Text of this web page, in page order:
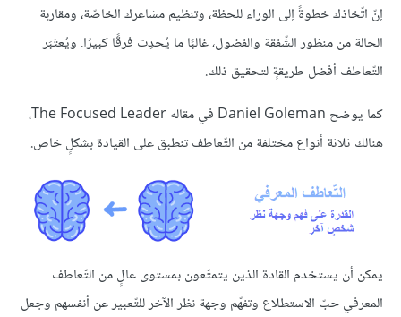
إنّ اتّخاذك خطوةً إلى الوراء للحظة، وتنظيم مشاعرك الخاصّة، ومقاربة
الحالة من منظور الشّفقة والفضول، غالبًا ما يُحدِث فرقًا كبيرًا. ويُعتَبَر
التّعاطف أفضل طريقةٍ لتحقيق ذلك.
كما يوضح Daniel Goleman في مقاله The Focused Leader،
هنالك ثلاثة أنواع مختلفة من التّعاطف تنطبق على القيادة بشكلٍ خاص.
يمكن أن يستخدم القادة الذين يتمتّعون بمستوى عالٍ من التّعاطف
المعرفي حبّ الاستطلاع وتفهّم وجهة نظر الآخر للتّعبير عن أنفسهم وجعل